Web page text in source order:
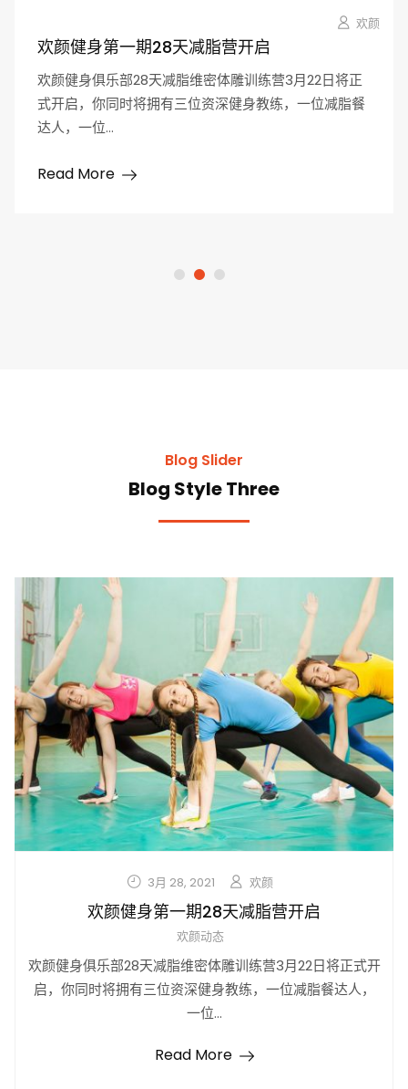
欢颜
欢颜健身第一期28天减脂营开启
欢颜健身俱乐部28天减脂维密体雕训练营3月22日将正
式开启，你同时将拥有三位资深健身教练，一位减脂餐
达人，一位...
Read More
Blog Slider
Blog Style Three
3月 28, 2021 欢颜
欢颜健身第一期28天减脂营开启
欢颜动态
欢颜健身俱乐部28天减脂维密体雕训练营3月22日将正式开
启，你同时将拥有三位资深健身教练，一位减脂餐达人，
一位...
Read More